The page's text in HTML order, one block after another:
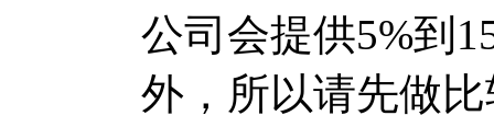
公司会提供5%到
外，所以请先做